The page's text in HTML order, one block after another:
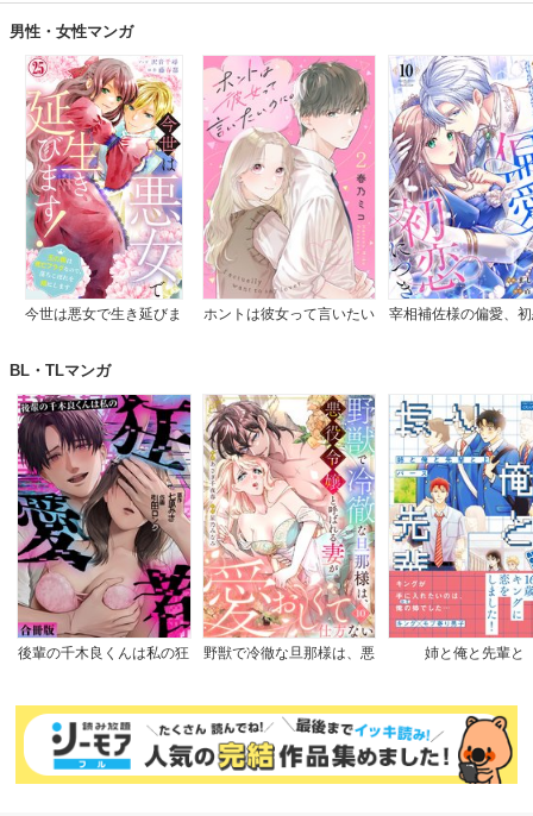
男性・女性マンガ
今世は悪女で生き延びま
します～
ホントは彼女って言いたい
宰相補佐様の偏愛、
BL・TLマンガ
後輩の千木良くんは私の狂
野獣で冷徹な旦那様は、悪
姉と俺と先輩と